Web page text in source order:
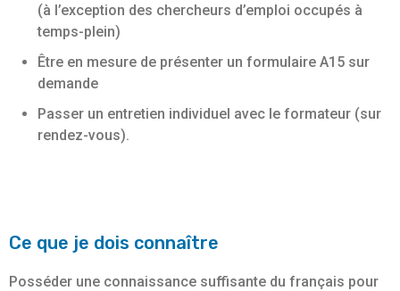
(à l’exception des chercheurs d’emploi occupés à
temps-plein)
Être en mesure de présenter un formulaire A15 sur
demande
Passer un entretien individuel avec le formateur (sur
rendez-vous).
Ce que je dois connaître
Posséder une connaissance suffisante du français pour